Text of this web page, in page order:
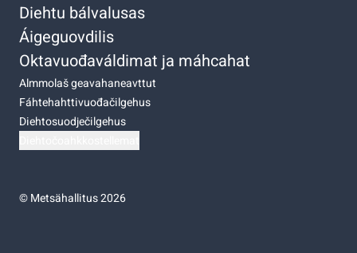
Diehtu bálvalusas
Áigeguovdilis
Oktavuođaváldimat ja máhcahat
Almmolaš geavahaneavttut
Fáhtehahttivuođačilgehus
Diehtosuodječilgehus
©Metsähallitus 2026